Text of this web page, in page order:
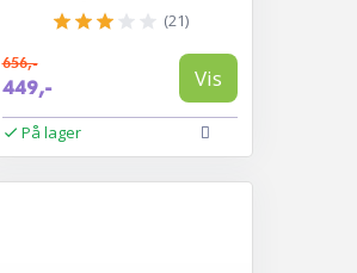
(21)
656,-
449,- Vis
På lager